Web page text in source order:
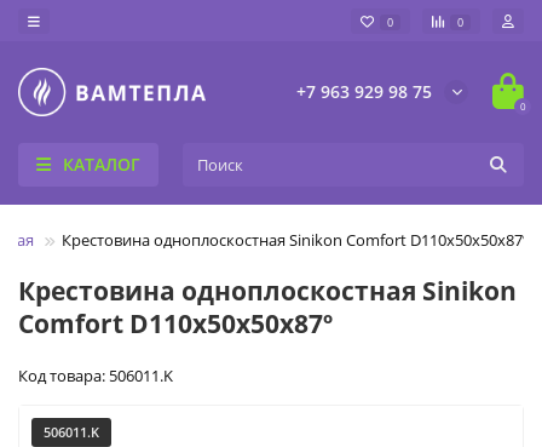
0 0
+7 963 929 98 75
0
КАТАЛОГ
Крестовина одноплоскостная Sinikon Comfort D110х50х50х87º
Крестовина одноплоскостная Sinikon
Comfort D110х50х50х87º
Код товара: 506011.K
506011.K